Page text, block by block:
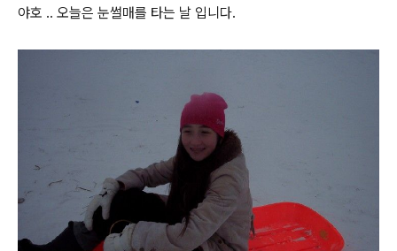
야호 .. 오늘은 눈썰매를 타는 날 입니다.